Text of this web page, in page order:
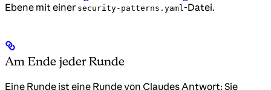
Ebene mit einer security-patterns.yaml -Datei.
Am Ende jeder Runde
Eine Runde ist eine Runde von Claudes Antwort: Sie